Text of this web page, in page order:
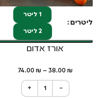
ליטרים
1 ליטר
2 ליטר
אורז אדום
38.00 ₪
–
74.00 ₪
+ −